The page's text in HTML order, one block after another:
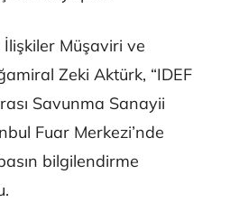
İlişkiler Müşaviri ve
Zeki Aktürk, “IDEF
Savunma Sanayii
Fuar Merkezi’nde
bilgilendirme